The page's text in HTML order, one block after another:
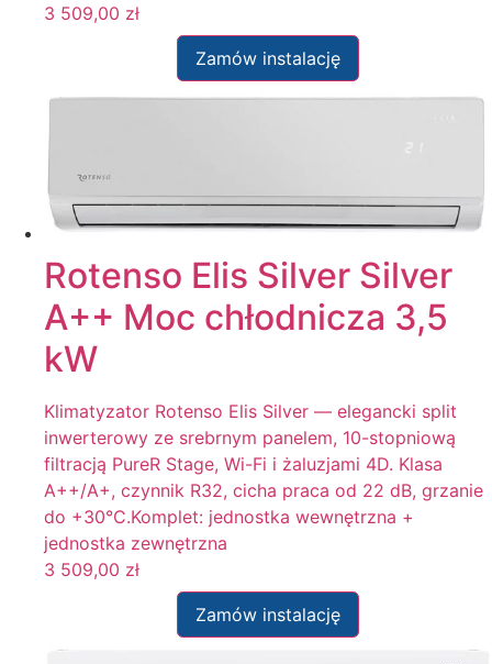
3 509,00 zł
Zamów instalację
Rotenso Elis Silver Silver
A++ Moc chłodnicza 3,5
kW
Klimatyzator Rotenso Elis Silver — elegancki split
inwerterowy ze srebrnym panelem, 10-stopniową
filtracją PureR Stage, Wi-Fi i żaluzjami 4D. Klasa
A++/A+, czynnik R32, cicha praca od 22 dB, grzanie
do +30°C.Komplet: jednostka wewnętrzna +
jednostka zewnętrzna
3 509,00 zł
Zamów instalację